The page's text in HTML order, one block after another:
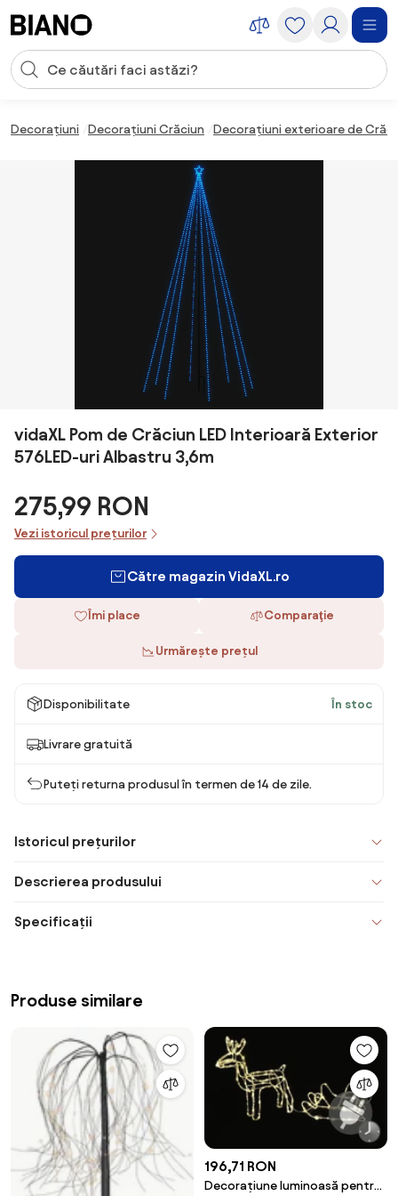
Introducerea căutării
Decorațiuni Decorațiuni Crăciun Decorațiuni exterioare de
vidaXL Pom de Crăciun LED Interioară Exterior
576LED-uri Albastru 3,6m
275,99 RON
Vezi istoricul prețurilor
Către magazin VidaXL.ro
Îmi place Comparaţie
Urmărește prețul
Disponibilitate În stoc
Livrare gratuită
Puteți returna produsul în termen de 14 de zile.
Istoricul prețurilor
Descrierea produsului
Specificații
Produse similare
196,71 RON
Decorațiune luminoasă pentru